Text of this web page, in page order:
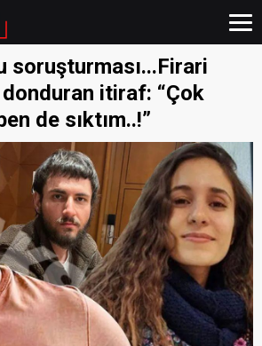
soruşturması...Firari
itiraf: “Çok
de sıktım..!”